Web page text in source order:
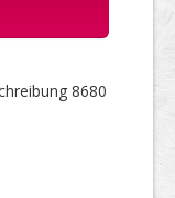
8680